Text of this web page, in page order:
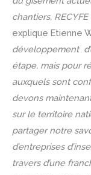
chantiers,
explique Etienne
développement
étape, mais pour
auxquels sont
devons
sur le territoire
partager notre
d’entreprises
travers d’une